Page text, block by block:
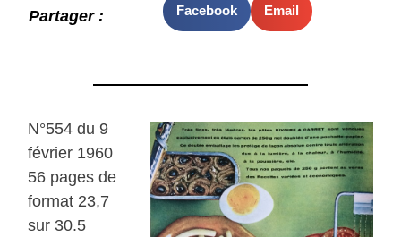
Partager : Facebook Email
N°554 du 9
février 1960
56 pages de
format 23,7
sur 30.5